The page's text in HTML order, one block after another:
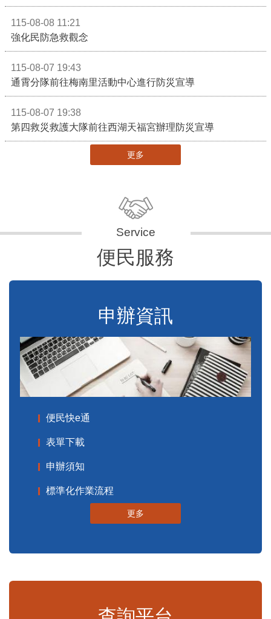
115-08-08 11:21
強化民防急救觀念
115-08-07 19:43
通霄分隊前往梅南里活動中心進行防災宣導
115-08-07 19:38
第四救災救護大隊前往西湖天福宮辦理防災宣導
更多
便民服務
申辦資訊
便民快e通
表單下載
申辦須知
標準化作業流程
更多